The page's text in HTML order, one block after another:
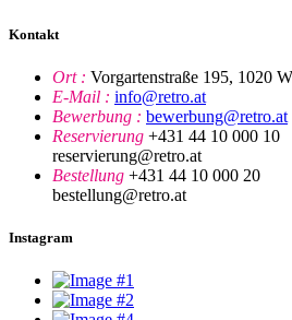
Kontakt
Ort : Vorgartenstraße 195, 1020
E-Mail : info@retro.at
Bewerbung : bewerbung@retro.at
Reservierung +431 44 10 000 10
reservierung@retro.at
Bestellung +431 44 10 000 20
bestellung@retro.at
Instagram